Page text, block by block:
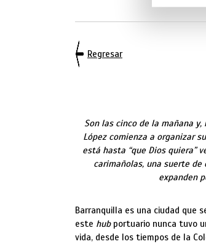
Regresar
Son las cinco de la mañana
López comienza a organizar
está hasta “que Dios quiera”
carimañolas, una suerte de
expanden
Barranquilla es una ciudad que
este hubportuario nunca tuvo
vida, desde los tiempos de la